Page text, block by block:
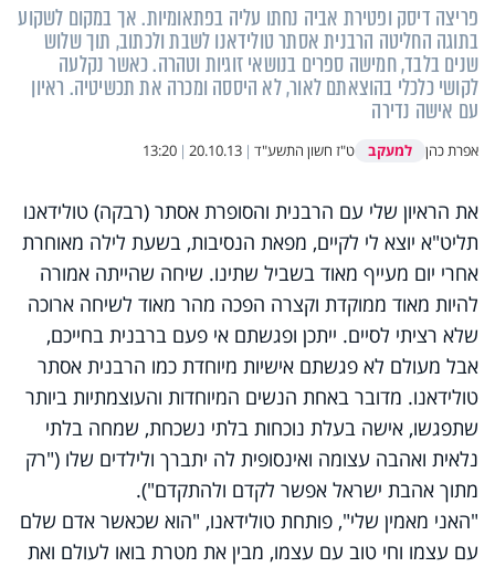
פריצה דיסק ופטירת אביה נחתו עליה בפתאומיות. אך במקום לשקוע
בתוגה החליטה הרבנית אסתר טולידאנו לשבת ולכתוב, תוך שלוש
שנים בלבד, חמישה ספרים בנושאי זוגיות וטהרה. כאשר נקלעה
לקושי כלכלי בהוצאתם לאור, לא היססה ומכרה את תכשיטיה. ראיון
עם אישה נדירה
אפרת כהן למעקב ט"ז חשון התשע"ד |
20.10.13
|
13:20
את הראיון שלי עם הרבנית והסופרת אסתר (רבקה) טולידאנו
תליט"א יוצא לי לקיים, מפאת הנסיבות, בשעת לילה מאוחרת
אחרי יום מעייף מאוד בשביל שתינו. שיחה שהייתה אמורה
להיות מאוד ממוקדת וקצרה הפכה מהר מאוד לשיחה ארוכה
שלא רציתי לסיים. ייתכן ופגשתם אי פעם ברבנית בחייכם,
אבל מעולם לא פגשתם אישיות מיוחדת כמו הרבנית אסתר
טולידאנו. מדובר באחת הנשים המיוחדות והעוצמתיות ביותר
שתפגשו, אישה בעלת נוכחות בלתי נשכחת, שמחה בלתי
נלאית ואהבה עצומה ואינסופית לה יתברך ולילדים שלו ("רק
מתוך אהבת ישראל אפשר לקדם ולהתקדם").
"האני מאמין שלי", פותחת טולידאנו, "הוא שכאשר אדם שלם
עם עצמו וחי טוב עם עצמו, מבין את מטרת בואו לעולם ואת